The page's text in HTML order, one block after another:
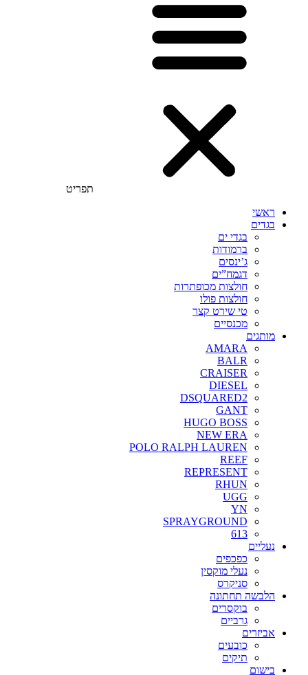
תפריט
ראשי
בגדים
בגדי ים
ברמודות
ג’ינסים
דגמח”ים
חולצות מכופתרות
חולצות פולו
טי שירט קצר
מכנסיים
מותגים
AMARA
BALR
CRAISER
DIESEL
DSQUARED2
GANT
HUGO BOSS
NEW ERA
POLO RALPH LAUREN
REEF
REPRESENT
RHUN
UGG
YN
SPRAYGROUND
613
נעליים
כפכפים
נעלי מוקסין
סניקרס
הלבשה תחתונה
בוקסרים
גרביים
אביזרים
כובעים
תיקים
בישום